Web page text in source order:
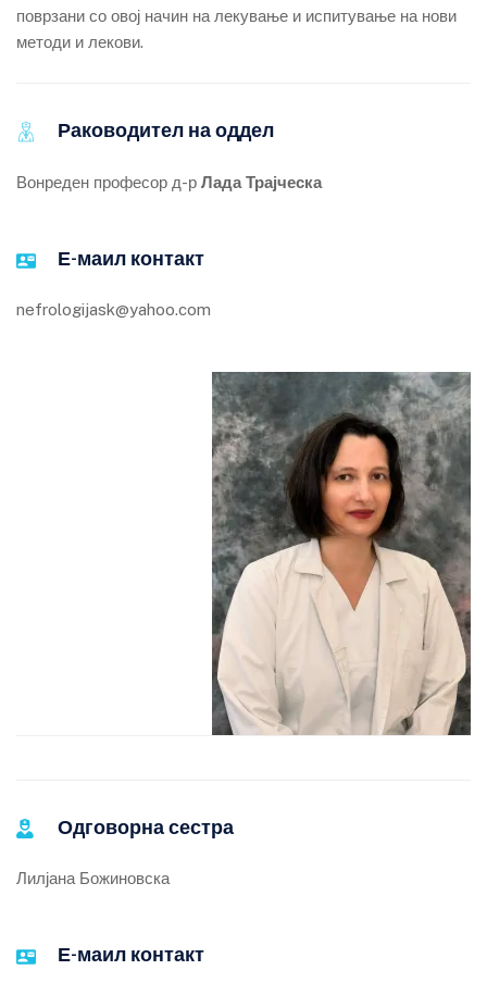
поврзани со овој начин на лекување и испитување на нови
методи и лекови.
Раководител на оддел
Вонреден професор д-р Лада Трајческа
Е-маил контакт
nefrologijask@yahoo.com
Одговорна сестра
Лилјана Божиновска
Е-маил контакт